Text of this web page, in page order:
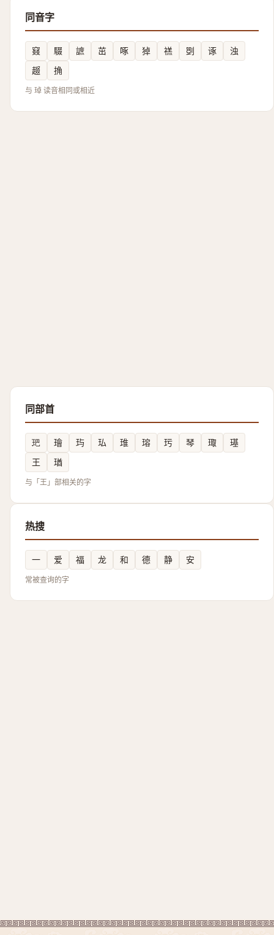
同音字
窡 䮕 謶 茁 啄 㹿 禚 㓸 诼
浊
䞵
捔
与 琸 读音相同或相近
同部首
鿱 璯 玙 㺨 琟 瑢 㺮 琴 㻓
璂
王
㻥
与「王」部相关的字
热搜
一 爱 福 龙 和 德 静 安
常被查询的字